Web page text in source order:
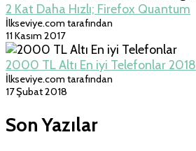
2 Kat Daha Hızlı; Firefox Quantum
İlkseviye.com tarafından
11 Kasım 2017
2000 TL Altı En iyi Telefonlar 2018
İlkseviye.com tarafından
17 Şubat 2018
Son Yazılar